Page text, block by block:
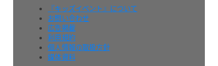
『キッズイベント』について
お問い合わせ
広告掲載
利用規約
個人情報の取扱方針
媒体資料